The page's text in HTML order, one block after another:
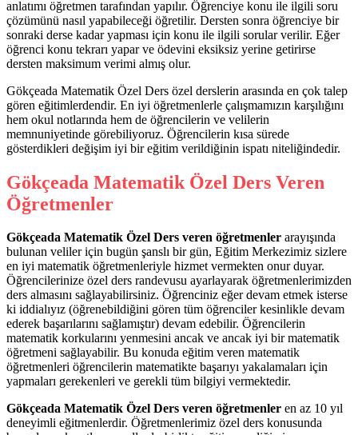
anlatımı öğretmen tarafından yapılır. Öğrenciye konu ile ilgili soru
çözümünü nasıl yapabileceği öğretilir. Dersten sonra öğrenciye bir
sonraki derse kadar yapması için konu ile ilgili sorular verilir. Eğer
öğrenci konu tekrarı yapar ve ödevini eksiksiz yerine getirirse
dersten maksimum verimi almış olur.
Gökçeada Matematik Özel Ders özel derslerin arasında en çok talep
gören eğitimlerdendir. En iyi öğretmenlerle çalışmamızın karşılığını
hem okul notlarında hem de öğrencilerin ve velilerin
memnuniyetinde görebiliyoruz. Öğrencilerin kısa sürede
gösterdikleri değişim iyi bir eğitim verildiğinin ispatı niteliğindedir.
Gökçeada Matematik Özel Ders Veren
Öğretmenler
Gökçeada Matematik Özel Ders veren öğretmenler arayışında
bulunan veliler için bugün şanslı bir gün, Eğitim Merkezimiz sizlere
en iyi matematik öğretmenleriyle hizmet vermekten onur duyar.
Öğrencilerinize özel ders randevusu ayarlayarak öğretmenlerimizden
ders almasını sağlayabilirsiniz. Öğrenciniz eğer devam etmek isterse
ki iddialıyız (öğrenebildiğini gören tüm öğrenciler kesinlikle devam
ederek başarılarını sağlamıştır) devam edebilir. Öğrencilerin
matematik korkularını yenmesini ancak ve ancak iyi bir matematik
öğretmeni sağlayabilir. Bu konuda eğitim veren matematik
öğretmenleri öğrencilerin matematikte başarıyı yakalamaları için
yapmaları gerekenleri ve gerekli tüm bilgiyi vermektedir.
Gökçeada Matematik Özel Ders veren öğretmenler en az 10 yıl
deneyimli eğitmenlerdir. Öğretmenlerimiz özel ders konusunda